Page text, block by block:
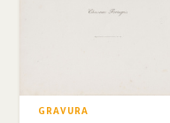
GRAVURA